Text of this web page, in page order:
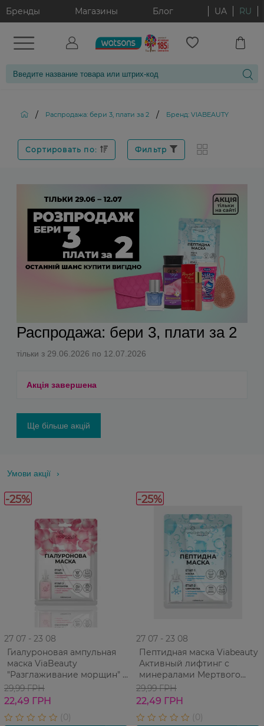
Бренды Магазины Блог UA RU
/ Распродажа: бери 3, плати за 2 / Бренд: VIABEAUTY
Сортировать по: Фильтр
Распродажа: бери 3, плати за 2
тільки з 29.06.2026 по 12.07.2026
Акція завершена
Ще більше акцій
Умови акції
-25%
27 07 - 23 08
Гиалуроновая ампульная
маска ViaBeauty
"Разглаживание морщин" с
маслом розы и
гиалуроновой кислотой
29,99 ГРН
22,49 ГРН
-25%
27 07 - 23 08
Пептидная маска Viabeauty
Активный лифтинг с
минералами Мертвого
моря и сыворотка с
пептидным комплексом,
коллагеном и
ниацинамидом
29,99 ГРН
22,49 ГРН